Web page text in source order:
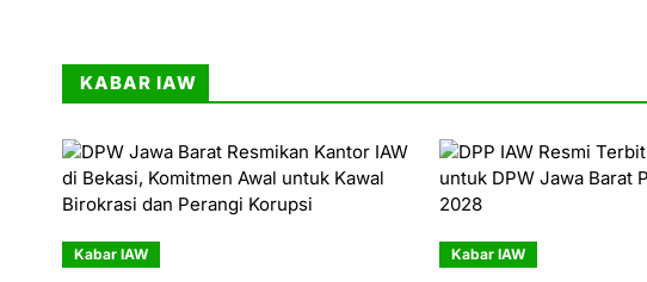
KABAR IAW
Kabar IAW Kabar IAW